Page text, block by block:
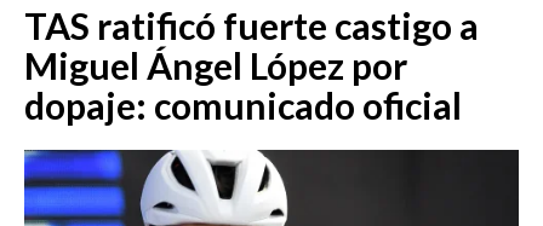
EMISIÓN 12:30 PM
EMISIÓN 7:00 PM
EMISIÓN 11:30 PM
TAS ratificó fuerte castigo a
Miguel Ángel López por
dopaje: comunicado oficial